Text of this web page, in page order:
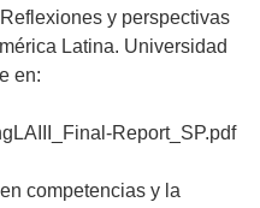
y perspectivas
Latina. Universidad
en:
Report_SP.pdf
competencias y la